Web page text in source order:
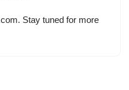
Stay tuned for more